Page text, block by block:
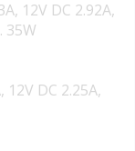
12V DC 2.92A,
35W
12V DC 2.25A,